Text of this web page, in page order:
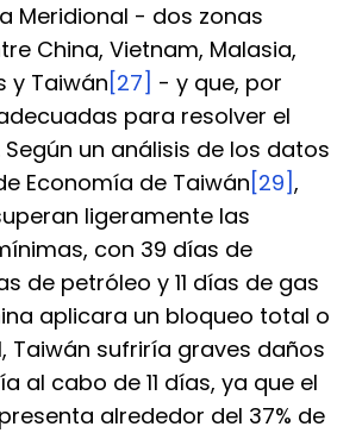
Meridional - dos zonas
China, Vietnam, Malasia,
y Taiwán [27] - y que, por
para resolver el
Según un análisis de los datos
Economía de Taiwán [29],
ligeramente las
con 39 días de
de petróleo y 11 días de gas
aplicara un bloqueo total o
Taiwán sufriría graves daños
al cabo de 11 días, ya que el
alrededor del 37% de